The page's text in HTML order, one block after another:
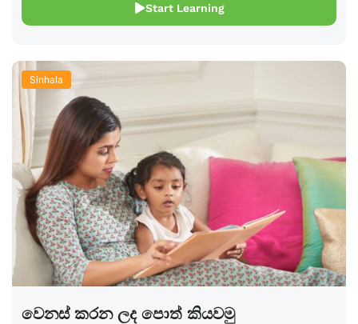
Start Learning
Sinhala
වෙනස් කරන ලද පොත් කියවමු